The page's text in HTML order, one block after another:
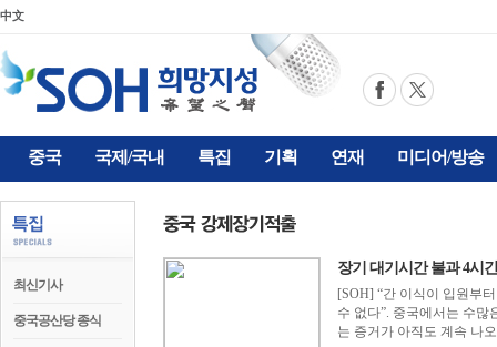
中文
중국 국제/국내 특집 기획 연재 미디어/방송
최신기사
중국공산당 종식
장기 대기시간 불과 4시
[SOH] “간 이식이 입원부
수 없다”. 중국에서는 수
는 증거가 아직도 계속 나